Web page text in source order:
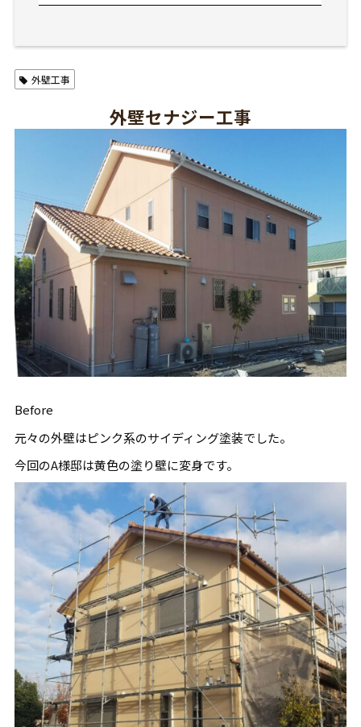
外壁工事
外壁セナジー工事
Before
元々の外壁はピンク系のサイディング塗装でした。
今回のA様邸は黄色の塗り壁に変身です。